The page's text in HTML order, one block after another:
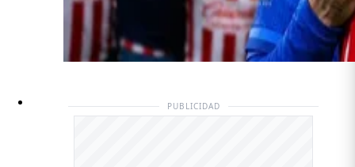
PUBLICIDAD